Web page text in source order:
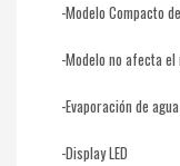
-Modelo Compacto
-Modelo no afecta el
-Evaporación de
-Display LED